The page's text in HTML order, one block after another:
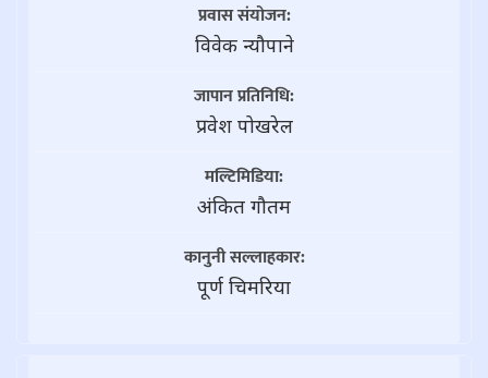
प्रवास संयोजन:
विवेक न्यौपाने
जापान प्रतिनिधि:
प्रवेश पोखरेल
मल्टिमिडिया:
अंकित गौतम
कानुनी सल्लाहकार:
पूर्ण चिमरिया